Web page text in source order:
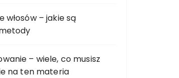
włosów – jakie są
– wiele, co musisz
na ten materia